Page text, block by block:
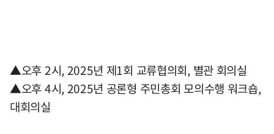
▲오후 2시, 2025년 제1회 교류협의회, 별관 회의실
▲오후 4시, 2025년 공론형 주민총회 모의수행 워크숍,
대회의실